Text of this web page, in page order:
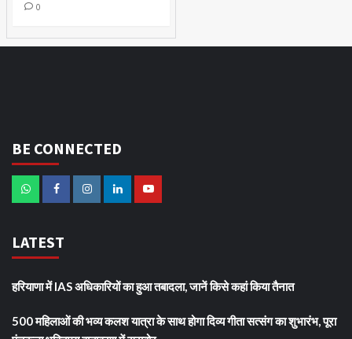
0
BE CONNECTED
LATEST
हरियाणा में IAS अधिकारियों का हुआ तबादला, जानें किसे कहां किया तैनात
500 महिलाओं की भव्य कलश यात्रा के साथ होगा दिव्य गीता सत्संग का शुभारंभ, पूरा